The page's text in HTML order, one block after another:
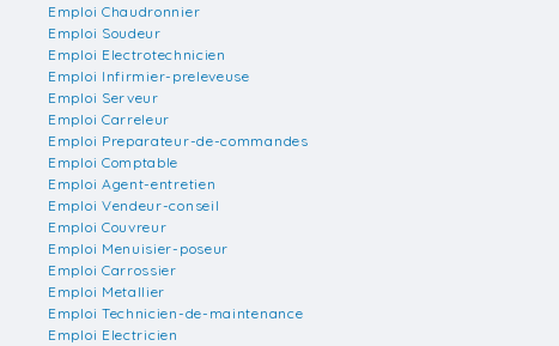
Emploi Chaudronnier
Emploi Soudeur
Emploi Electrotechnicien
Emploi Infirmier-preleveuse
Emploi Serveur
Emploi Carreleur
Emploi Preparateur-de-commandes
Emploi Comptable
Emploi Agent-entretien
Emploi Vendeur-conseil
Emploi Couvreur
Emploi Menuisier-poseur
Emploi Carrossier
Emploi Metallier
Emploi Technicien-de-maintenance
Emploi Electricien